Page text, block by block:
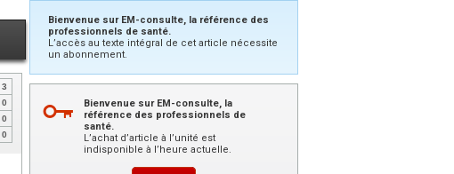
3
0
0
0
Bienvenue sur EM-consulte, la référence des
professionnels de santé.
L’accès au texte intégral de cet article nécessite
un abonnement.
Bienvenue sur EM-consulte, la
référence des professionnels de
santé.
L’achat d’article à l’unité est
indisponible à l’heure actuelle.